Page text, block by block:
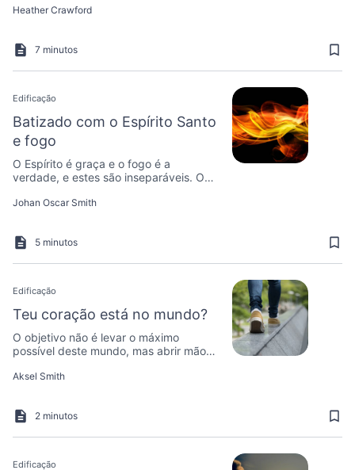
Heather Crawford
7 minutos
Edificação
Batizado com o Espírito Santo
e fogo
O Espírito é graça e o fogo é a
verdade, e estes são inseparáveis. O
Johan Oscar Smith
5 minutos
Edificação
Teu coração está no mundo?
O objetivo não é levar o máximo
possível deste mundo, mas abrir mão
Aksel Smith
2 minutos
Edificação